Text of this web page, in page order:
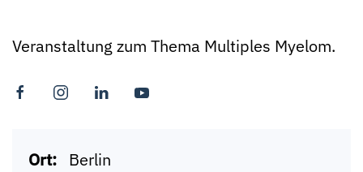
Veranstaltung zum Thema Multiples Myelom.
Ort: Berlin